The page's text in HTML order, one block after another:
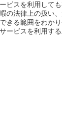
ビスを利用して
の法律上の扱い
きる範囲をわか
ービスを利用す